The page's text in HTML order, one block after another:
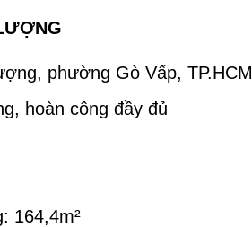
phường Gò Vấp, TP.HCM
hoàn công đầy đủ
164,4m²